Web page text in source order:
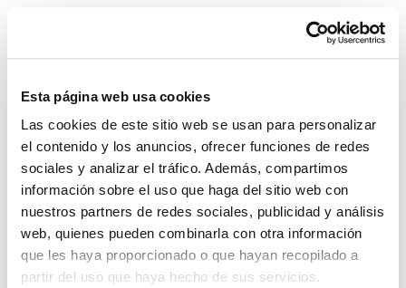
Esta página web usa cookies
Las cookies de este sitio web se usan para personalizar
el contenido y los anuncios, ofrecer funciones de redes
sociales y analizar el tráfico. Además, compartimos
información sobre el uso que haga del sitio web con
nuestros partners de redes sociales, publicidad y análisis
web, quienes pueden combinarla con otra información
que les haya proporcionado o que hayan recopilado a
partir del uso que haya hecho de sus servicios.
ELA Astekaria 165
POLÍTICA DE COOKIES
CANAL DE INFORMACIÓN
POLÍTICA DE PRIVACIDAD
MAPA DEL SITIO
ACCESIBILIDAD